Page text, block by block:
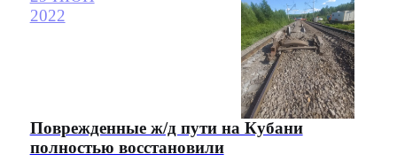
2022
Поврежденные ж/д пути на Кубани
полностью восстановили